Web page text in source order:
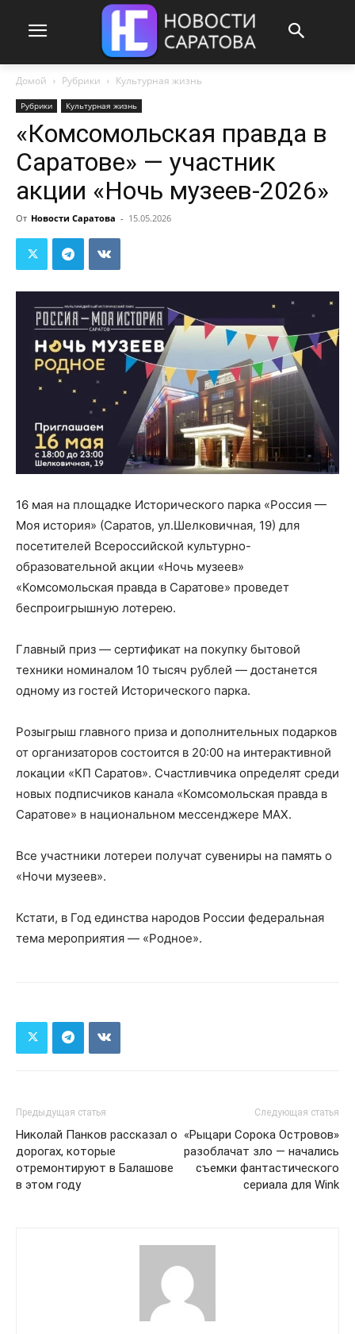
Домой Рубрики Культурная жизнь
Рубрики Культурная жизнь
«Комсомольская правда в
Саратове» — участник
акции «Ночь музеев-2026»
От Новости Саратова - 15.05.2026
16 мая на площадке Исторического парка «Россия —
Моя история» (Саратов, ул.Шелковичная, 19) для
посетителей Всероссийской культурно-
образовательной акции «Ночь музеев»
«Комсомольская правда в Саратове» проведет
беспроигрышную лотерею.
Главный приз — сертификат на покупку бытовой
техники номиналом 10 тысяч рублей — достанется
одному из гостей Исторического парка.
Розыгрыш главного приза и дополнительных подарков
от организаторов состоится в 20:00 на интерактивной
локации «КП Саратов». Счастливчика определят среди
новых подписчиков канала «Комсомольская правда в
Саратове» в национальном мессенджере МАХ.
Все участники лотереи получат сувениры на память о
«Ночи музеев».
Кстати, в Год единства народов России федеральная
тема мероприятия — «Родное».
Предыдущая статья
Николай Панков рассказал о
дорогах, которые
отремонтируют в Балашове
в этом году
Следующая статья
«Рыцари Сорока Островов»
разоблачат зло — начались
съемки фантастического
сериала для Wink